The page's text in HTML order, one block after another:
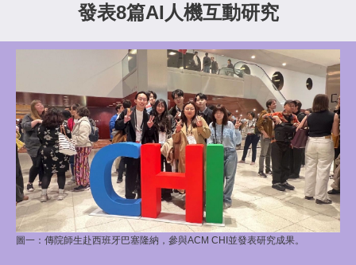
發表8篇AI人機互動研究
圖一： 傳院師生赴西班牙巴塞隆納，參與ACM CHI並發表研究成果。